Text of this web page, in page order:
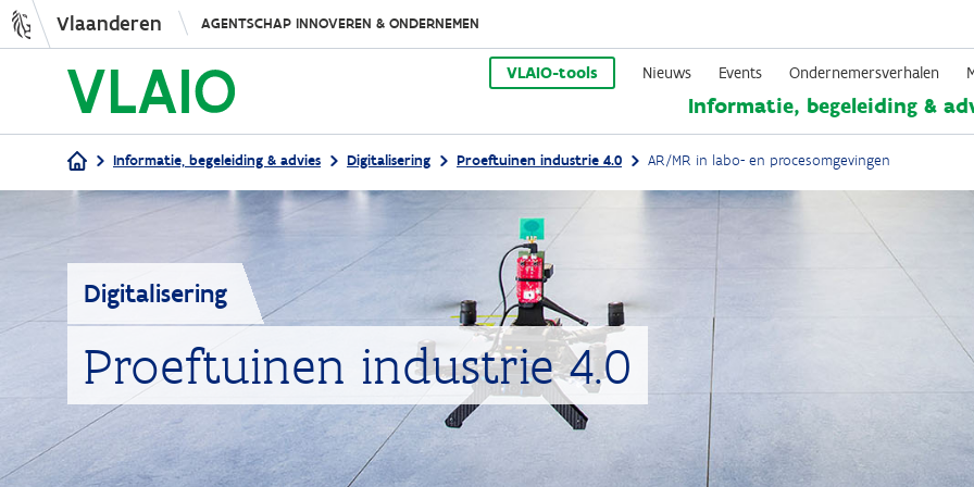
Overslaan
en
naar
de
inhoud
gaan
Vlaanderen AGENTSCHAP INNOVEREN & ONDERNEMEN
VLAIO-tools Nieuws Events Ondernemersverhalen
Informatie, begeleiding &
Kruimelpad
Informatie, begeleiding & advies Digitalisering Proeftuinen industrie 4.0 AR/MR in labo- en procesomgevingen
Digitalisering
Proeftuinen industrie 4.0